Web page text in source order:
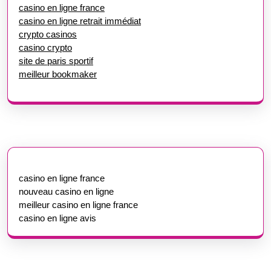
casino en ligne france
casino en ligne retrait immédiat
crypto casinos
casino crypto
site de paris sportif
meilleur bookmaker
casino en ligne france
nouveau casino en ligne
meilleur casino en ligne france
casino en ligne avis